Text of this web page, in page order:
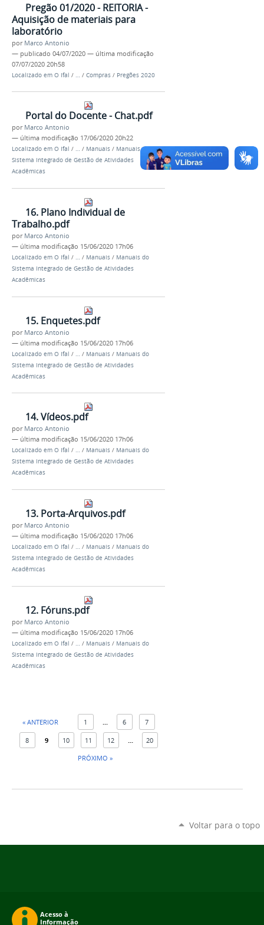
Pregão 01/2020 - REITORIA -
Aquisição de materiais para
laboratório
por Marco Antonio
— publicado 04/07/2020 — última modificação
07/07/2020 20h58
Localizado em O Ifal / / Compras / Pregões 2020
Portal do Docente - Chat.pdf
por Marco Antonio
— última modificação 17/06/2020 20h22
Localizado em O Ifal / … / Manuais / Manuais do
Sistema Integrado de Gestão de Atividades
Acadêmicas
16. Plano Individual de
Trabalho.pdf
por Marco Antonio
— última modificação 15/06/2020 17h06
Localizado em O Ifal / … / Manuais / Manuais do
Sistema Integrado de Gestão de Atividades
Acadêmicas
15. Enquetes.pdf
por Marco Antonio
— última modificação 15/06/2020 17h06
Localizado em O Ifal / … / Manuais / Manuais do
Sistema Integrado de Gestão de Atividades
Acadêmicas
14. Vídeos.pdf
por Marco Antonio
— última modificação 15/06/2020 17h06
Localizado em O Ifal / … / Manuais / Manuais do
Sistema Integrado de Gestão de Atividades
Acadêmicas
13. Porta-Arquivos.pdf
por Marco Antonio
— última modificação 15/06/2020 17h06
Localizado em O Ifal / … / Manuais / Manuais do
Sistema Integrado de Gestão de Atividades
Acadêmicas
12. Fóruns.pdf
por Marco Antonio
— última modificação 15/06/2020 17h06
Localizado em O Ifal / … / Manuais / Manuais do
Sistema Integrado de Gestão de Atividades
Acadêmicas
« ANTERIOR 1 6 7
8 9 10 11 12
20
PRÓXIMO »
Voltar para o topo